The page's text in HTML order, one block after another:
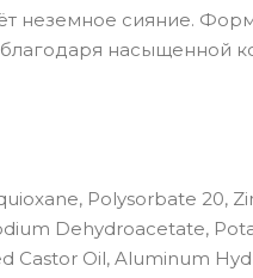
неземное сияние.
благодаря насыщенной
Polysorbate 20,
Dehydroacetate,
Castor Oil, Aluminum